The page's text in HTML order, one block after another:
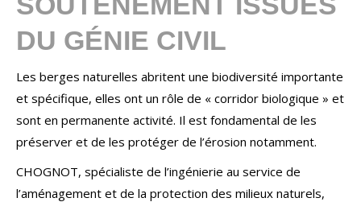
DU GÉNIE CIVIL
Les berges naturelles abritent une biodiversité importante
et spécifique, elles ont un rôle de « corridor biologique » et
sont en permanente activité. Il est fondamental de les
préserver et de les protéger de l’érosion notamment.
CHOGNOT, spécialiste de l’ingénierie au service de
l’aménagement et de la protection des milieux naturels,